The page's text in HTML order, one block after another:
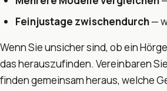
Feinjustage zwischendurch—
Wenn Sie unsicher sind, ob ein
das herauszufinden. Vereinbaren
finden gemeinsam heraus, welche